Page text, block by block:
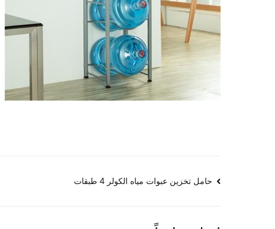
تصفّح
حامل تخزين عبوات مياه الكولر 4 طبقات